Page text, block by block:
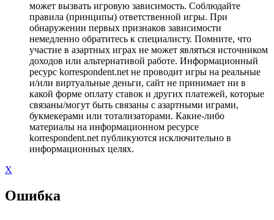
может вызвать игровую зависимость. Соблюдайте
правила (принципы) ответственной игры. При
обнаружении первых признаков зависимости
немедленно обратитесь к специалисту. Помните, что
участие в азартных играх не может являться источником
доходов или альтернативой работе. Информационный
ресурс korrespondent.net не проводит игры на реальные
и/или виртуальные деньги, сайт не принимает ни в
какой форме оплату ставок и других платежей, которые
связаны/могут быть связаны с азартными играми,
букмекерами или тотализаторами. Какие-либо
материалы на информационном ресурсе
korrespondent.net публикуются исключительно в
информационных целях.
X
Ошибка